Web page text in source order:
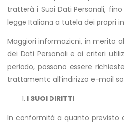
tratterà i Suoi Dati Personali,
legge Italiana a tutela dei propri
Maggiori informazioni, in merito
dei Dati Personali e ai criteri
periodo, possono essere
trattamento all’indirizzo e-mail
I SUOI DIRITTI
In conformità a quanto previsto